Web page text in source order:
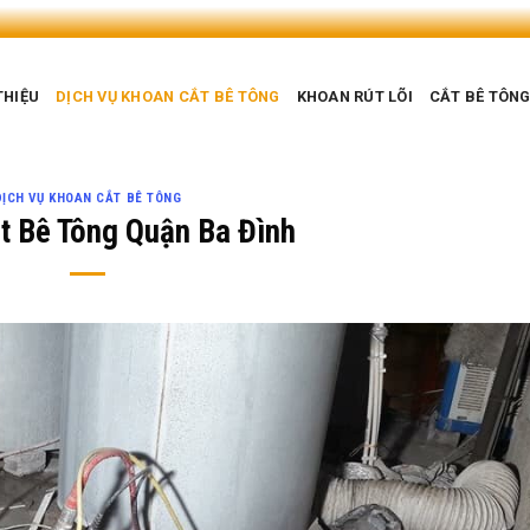
DỊCH VỤ KHOAN CẮT BÊ TÔNG KHOAN RÚT LÕI CẮT BÊ TÔNG
VỤ KHOAN CẮT BÊ TÔNG
Bê Tông Quận Ba Đình